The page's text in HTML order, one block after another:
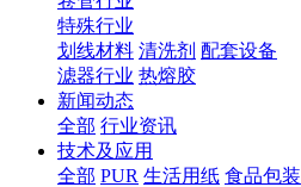
特殊行业
划线材料 清洗剂 配套设备
滤器行业 热熔胶
新闻动态
全部 行业资讯
技术及应用
全部 PUR 生活用纸 食品包装